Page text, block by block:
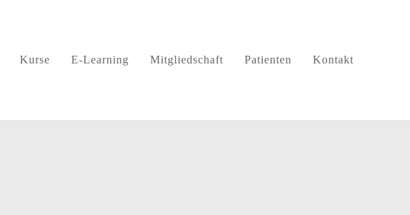
Kurse E-Learning Mitgliedschaft Patienten Kontakt